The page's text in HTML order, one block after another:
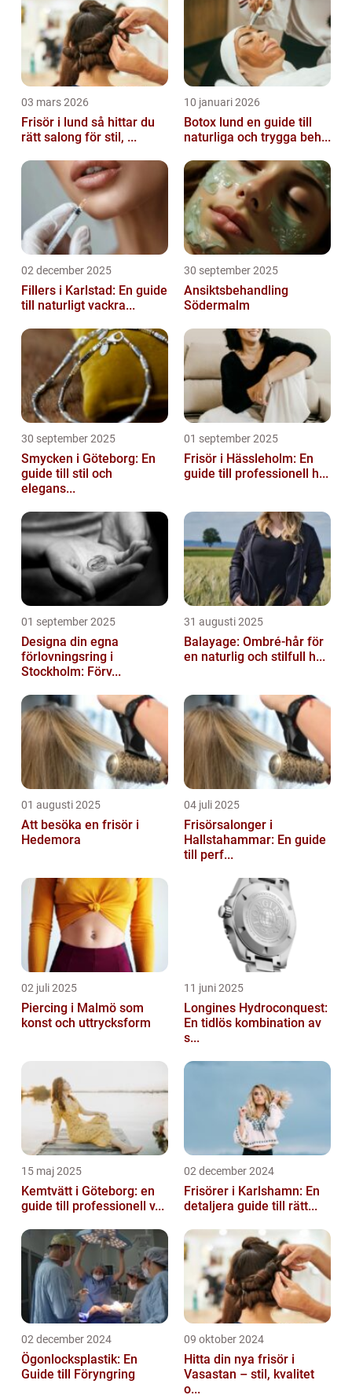
03 mars 2026
Frisör i lund så hittar du
rätt salong för stil, ...
10 januari 2026
Botox lund en guide till
naturliga och trygga beh...
02 december 2025
Fillers i Karlstad: En guide
till naturligt vackra...
30 september 2025
Ansiktsbehandling
Södermalm
30 september 2025
Smycken i Göteborg: En
guide till stil och
elegans...
01 september 2025
Frisör i Hässleholm: En
guide till professionell h...
01 september 2025
Designa din egna
förlovningsring i
Stockholm: Förv...
31 augusti 2025
Balayage: Ombré-hår för
en naturlig och stilfull h...
01 augusti 2025
Att besöka en frisör i
Hedemora
04 juli 2025
Frisörsalonger i
Hallstahammar: En guide
till perf...
02 juli 2025
Piercing i Malmö som
konst och uttrycksform
11 juni 2025
Longines Hydroconquest:
En tidlös kombination av
s...
15 maj 2025
Kemtvätt i Göteborg: en
guide till professionell v...
02 december 2024
Frisörer i Karlshamn: En
detaljera guide till rätt...
02 december 2024
Ögonlocksplastik: En
Guide till Föryngring
09 oktober 2024
Hitta din nya frisör i
Vasastan – stil, kvalitet
o...